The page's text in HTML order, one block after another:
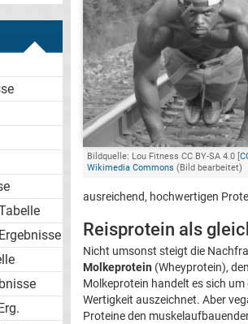
Bildquelle: Lou Fitness CC BY-SA 4.0 [
Wikimedia Commons (Bild bearbeitet)
ausreichend, hochwertigen
Reisprotein als
Nicht umsonst steigt die
Molkeprotein (Wheyprotein),
Molkeprotein handelt es sich
Wertigkeit auszeichnet. Aber
Proteine den